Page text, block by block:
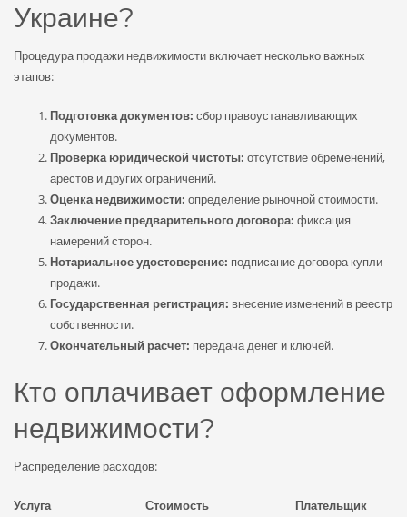
Украине?
Процедура продажи недвижимости включает несколько важных
этапов:
Подготовка документов: сбор правоустанавливающих
документов.
Проверка юридической чистоты: отсутствие обременений,
арестов и других ограничений.
Оценка недвижимости: определение рыночной стоимости.
Заключение предварительного договора: фиксация
намерений сторон.
Нотариальное удостоверение: подписание договора купли-
продажи.
Государственная регистрация: внесение изменений в реестр
собственности.
Окончательный расчет: передача денег и ключей.
Кто оплачивает оформление
недвижимости?
Распределение расходов:
Услуга Стоимость
Плательщик